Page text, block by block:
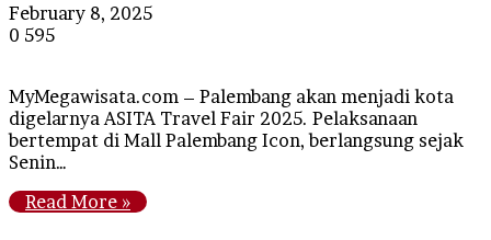
February 8, 2025
0 595
MyMegawisata.com – Palembang akan menjadi kota
digelarnya ASITA Travel Fair 2025. Pelaksanaan
bertempat di Mall Palembang Icon, berlangsung sejak
Senin…
Read More »